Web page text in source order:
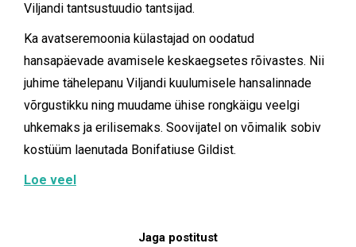
Viljandi tantsustuudio tantsijad.
Ka avatseremoonia külastajad on oodatud
hansapäevade avamisele keskaegsetes rõivastes. Nii
juhime tähelepanu Viljandi kuulumisele hansalinnade
võrgustikku ning muudame ühise rongkäigu veelgi
uhkemaks ja erilisemaks. Soovijatel on võimalik sobiv
kostüüm laenutada Bonifatiuse Gildist.
Loe veel
Jaga postitust